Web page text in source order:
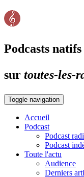
Podcasts natifs
sur toutes-les-
Toggle navigation
Accueil
Podcast
Podcast
Podcast
Toute l'actu
Audience
Derniers